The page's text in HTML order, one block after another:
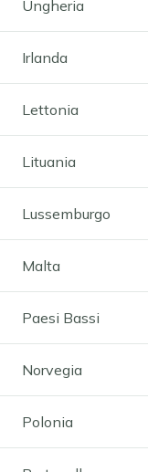
Ungheria
Irlanda
Lettonia
Lituania
Lussemburgo
Malta
Paesi Bassi
Norvegia
Polonia